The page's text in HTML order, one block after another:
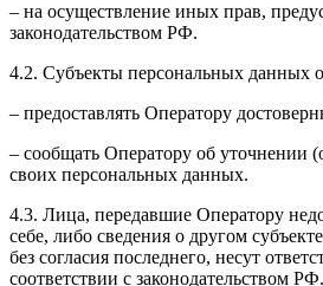
– на осуществление иных прав,
законодательством РФ.
4.2. Субъекты персональных данных
– предоставлять Оператору
– сообщать Оператору об уточнении
своих персональных данных.
4.3. Лица, передавшие Оператору
себе, либо сведения о другом
без согласия последнего, несут
соответствии с законодательством РФ.